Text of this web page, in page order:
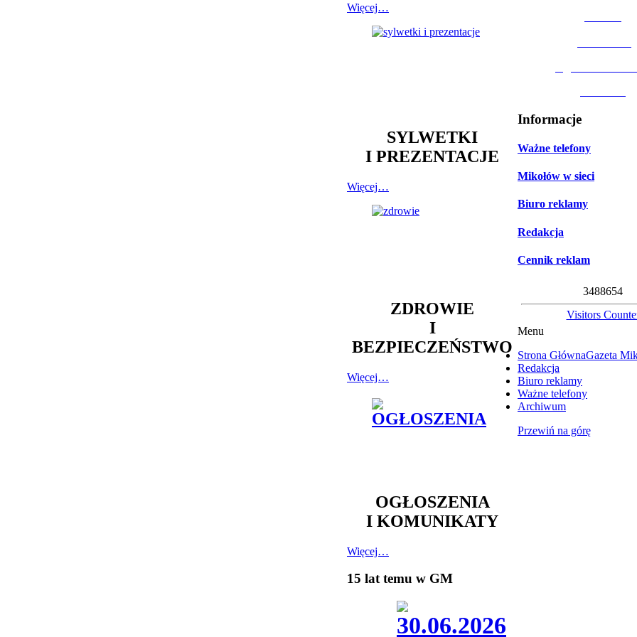
Więcej…
SYLWETKI
I PREZENTACJE
Więcej…
ZDROWIE
I
BEZPIECZEŃSTWO
Więcej…
OGŁOSZENIA
I KOMUNIKATY
Więcej…
15 lat temu w GM
Informacje
Ważne telefony
Mikołów w sieci
Biuro reklamy
Redakcja
Cennik reklam
3488654
Visitors
Menu
Strona GłównaGazeta
Redakcja
Biuro reklamy
Ważne telefony
Archiwum
Przewiń na górę